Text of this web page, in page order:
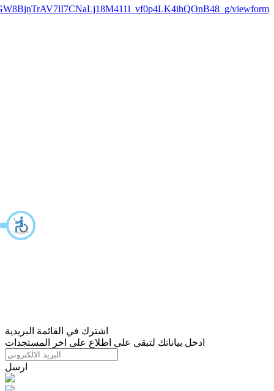
viewform
اشترك في القائمة البريدية
ادخل بياناتك لتبقى على اطلاع على اخر المستجدات
ارسل